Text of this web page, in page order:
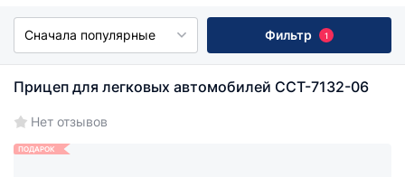
Сначала популярные Фильтр 1
Прицеп для легковых автомобилей ССТ-7132-06
Нет отзывов
ПОДАРОК